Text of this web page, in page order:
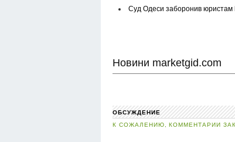
Суд Одеси заборонив юристам
Новини marketgid.com
ОБСУЖДЕНИЕ
К СОЖАЛЕНИЮ, КОММЕНТАРИИ